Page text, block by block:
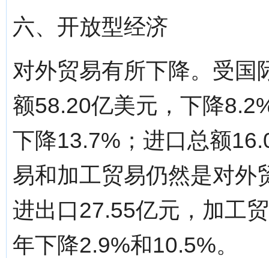
六、开放型经济
对外贸易有所下降。受国
额58.20亿美元，下降
下降13.7%；进口总额
易和加工贸易仍然是对外
进出口27.55亿元，加工
年下降2.9%和10.5%。